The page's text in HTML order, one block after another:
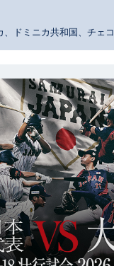
、ドミニカ共和国、チェコ